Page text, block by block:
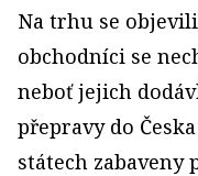
Na trhu se
obchodníci se
neboť jejich
přepravy do
státech